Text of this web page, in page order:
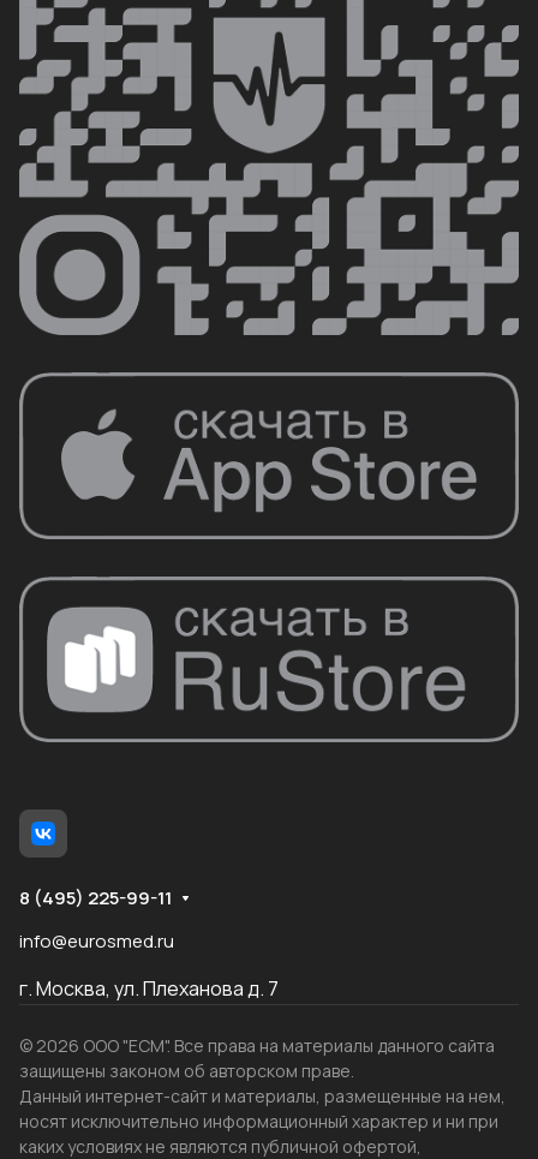
8 (495) 225-99-11
info@eurosmed.ru
г. Москва, ул. Плеханова д. 7
© 2026 ООО "ЕСМ". Все права на материалы данного сайта
защищены законом об авторском праве.
Данный интернет-сайт и материалы, размещенные на нем,
носят исключительно информационный характер и ни при
каких условиях не являются публичной офертой,